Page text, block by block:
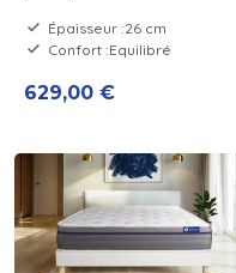
Épaisseur :26 cm
Confort :Equilibré
629,00 €